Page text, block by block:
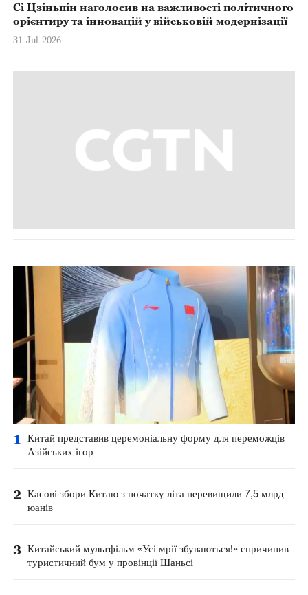
Сі Цзіньпін наголосив на важливості політичного
орієнтиру та інновацій у військовій модернізації
31-Jul-2026
1
Китай представив церемоніальну форму для переможців
Азійських ігор
2 Касові збори Китаю з початку літа перевищили 7,5 млрд
юанів
3 Китайський мультфільм «Усі мрії збуваються!» спричинив
туристичний бум у провінції Шаньсі